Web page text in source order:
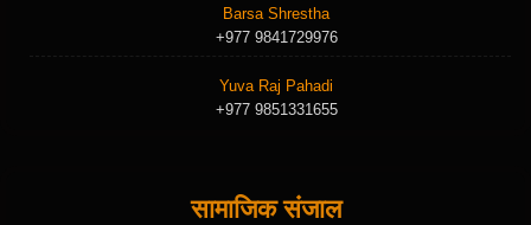
Barsa Shrestha
+977 9841729976
Yuva Raj Pahadi
+977 9851331655
सामाजिक संजाल